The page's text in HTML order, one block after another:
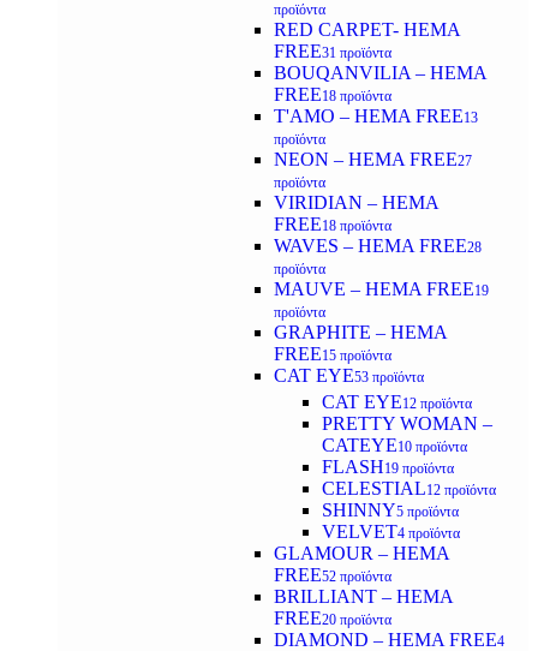
προϊόντα
RED CARPET- HEMA
FREE31 προϊόντα
BOUQANVILIA – HEMA
FREE18 προϊόντα
T'AMO – HEMA FREE13
προϊόντα
NEON – HEMA FREE27
προϊόντα
VIRIDIAN – HEMA
FREE18 προϊόντα
WAVES – HEMA FREE28
προϊόντα
MAUVE – HEMA FREE19
προϊόντα
GRAPHITE – HEMA
FREE15 προϊόντα
CAT EYE53 προϊόντα
CAT EYE12 προϊόντα
PRETTY WOMAN –
CATEYE10 προϊόντα
FLASH19 προϊόντα
CELESTIAL12 προϊόντα
SHINNY5 προϊόντα
VELVET4 προϊόντα
GLAMOUR – HEMA
FREE52 προϊόντα
BRILLIANT – HEMA
FREE20 προϊόντα
DIAMOND – HEMA FREE4